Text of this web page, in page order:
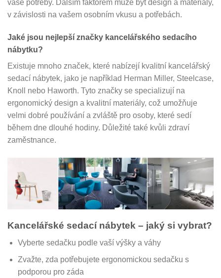
vaše potřeby. Dalším faktorem může být design a materiály,
v závislosti na vašem osobním vkusu a potřebách.
Jaké jsou nejlepší značky kancelářského sedacího
nábytku?
Existuje mnoho značek, které nabízejí kvalitní kancelářský
sedací nábytek, jako je například Herman Miller, Steelcase,
Knoll nebo Haworth. Tyto značky se specializují na
ergonomický design a kvalitní materiály, což umožňuje
velmi dobré používání a zvláště pro osoby, které sedí
během dne dlouhé hodiny. Důležité také kvůli zdraví
zaměstnance.
Kancelářské sedací nábytek – jaký si vybrat?
Vyberte sedačku podle vaší výšky a váhy
Zvažte, zda potřebujete ergonomickou sedačku s
podporou pro záda